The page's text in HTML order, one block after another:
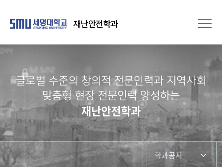
재난안전학과
글로벌 수준의 창의적 전문인력과 지역사회
맞춤형 현장 전문인력 양성하는
재난안전학과
학과공지